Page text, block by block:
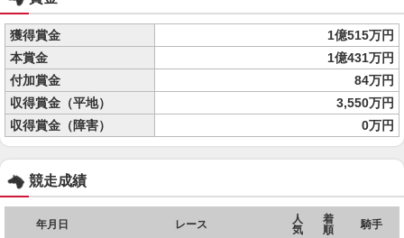
獲得賞金
1億515万円
本賞金
1億431万円
付加賞金
84万円
収得賞金（平地）
3,550万円
収得賞金（障害）
0万円
競走成績
年月日 レース
人
気
着
順
騎手